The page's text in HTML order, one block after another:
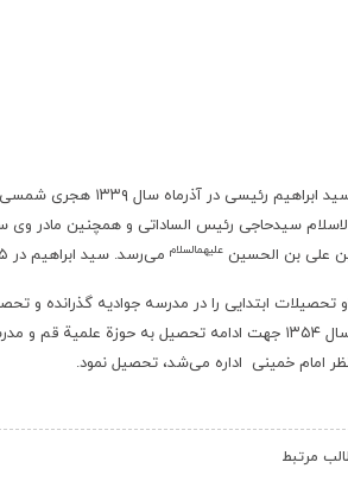
سید ابراهیم
سیدحاجی رئیس الساداتی و همچنین مادر
علی بن الحسین علیهمالسلام می‌رسد. سید ابراهیم در ۵ سالگی پدر خود را از دست داد.
تحصیلات ابتدایی را در مدرسه جوادیه گذرانده و
سال ۱۳۵۴ جهت ادامه تحصیل به حوزة علمیة
امام خمینی اداره می‌شد، تحصیل نمود.
مرتبط